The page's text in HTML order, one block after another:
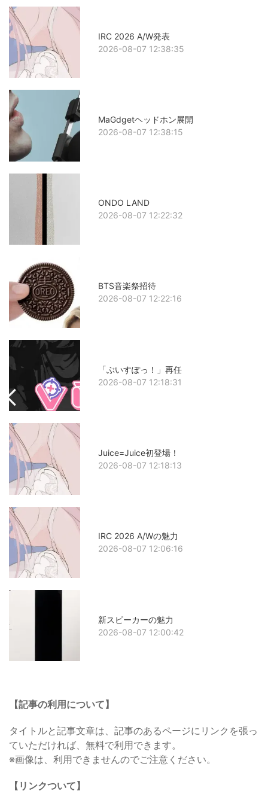
IRC 2026 A/W発表
2026-08-07 12:38:35
MaGdgetヘッドホン展開
2026-08-07 12:38:15
ONDO LAND
2026-08-07 12:22:32
BTS音楽祭招待
2026-08-07 12:22:16
「ぶいすぽっ！」再任
2026-08-07 12:18:31
Juice=Juice初登場！
2026-08-07 12:18:13
IRC 2026 A/Wの魅力
2026-08-07 12:06:16
新スピーカーの魅力
2026-08-07 12:00:42
【記事の利用について】
タイトルと記事文章は、記事のあるページにリンクを張っ
ていただければ、無料で利用できます。
※画像は、利用できませんのでご注意ください。
【リンクついて】